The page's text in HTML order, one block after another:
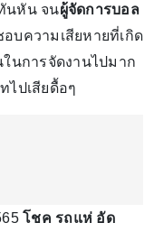
นหัน จนผู้จัดการบอล
บความเสียหายที่เกิด
นการจัดงานไปมาก
ไปเสียดื้อๆ
โชค รถแห่ อัด